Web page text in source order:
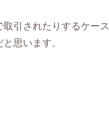
引されたりするケー
思います。